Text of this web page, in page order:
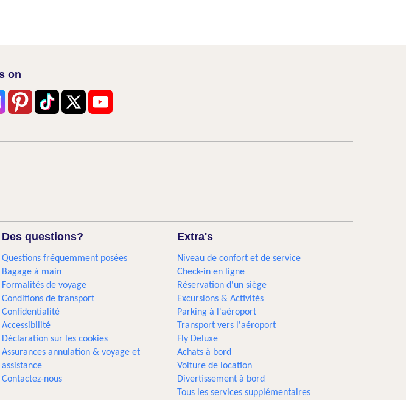
on
Des questions?
Questions fréquemment posées
Bagage à main
Formalités de voyage
Conditions de transport
Confidentialité
Accessibilité
Déclaration sur les cookies
Assurances annulation & voyage et
assistance
Contactez-nous
Extra's
Niveau de confort et de service
Check-in en ligne
Réservation d'un siège
Excursions & Activités​
Parking à l'aéroport
Transport vers l'aéroport
Fly Deluxe
Achats à bord
Voiture de location
Divertissement à bord
Tous les services supplémentaires